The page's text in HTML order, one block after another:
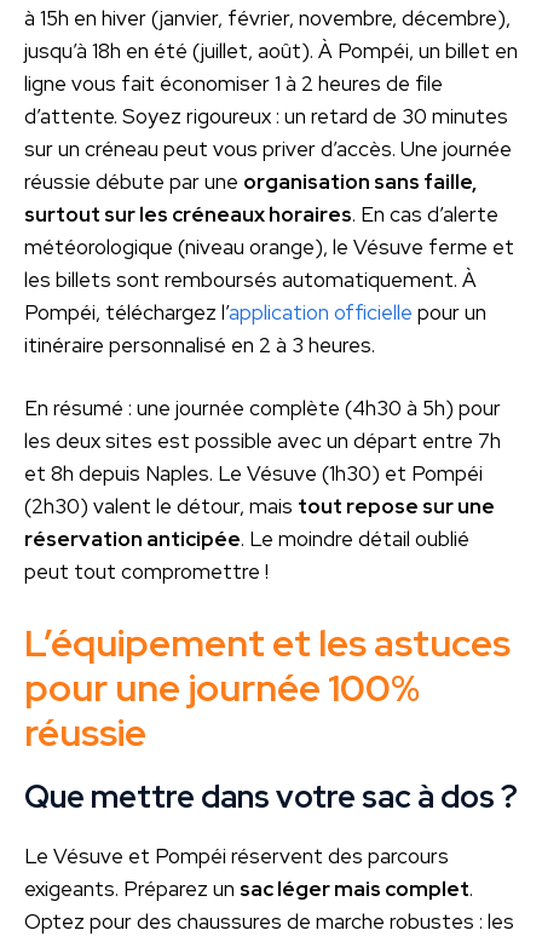
à 15h en hiver (janvier, février, novembre, décembre),
jusqu’à 18h en été (juillet, août). À Pompéi, un billet en
ligne vous fait économiser 1 à 2 heures de file
d’attente. Soyez rigoureux : un retard de 30 minutes
sur un créneau peut vous priver d’accès. Une journée
réussie débute par une organisation sans faille,
surtout sur les créneaux horaires. En cas d’alerte
météorologique (niveau orange), le Vésuve ferme et
les billets sont remboursés automatiquement. À
Pompéi, téléchargez l’application officielle pour un
itinéraire personnalisé en 2 à 3 heures.
En résumé : une journée complète (4h30 à 5h) pour
les deux sites est possible avec un départ entre 7h
et 8h depuis Naples. Le Vésuve (1h30) et Pompéi
(2h30) valent le détour, mais tout repose sur une
réservation anticipée. Le moindre détail oublié
peut tout compromettre !
L’équipement et les astuces
pour une journée 100%
réussie
Que mettre dans votre sac à dos ?
Le Vésuve et Pompéi réservent des parcours
exigeants. Préparez un sac léger mais complet.
Optez pour des chaussures de marche robustes : les